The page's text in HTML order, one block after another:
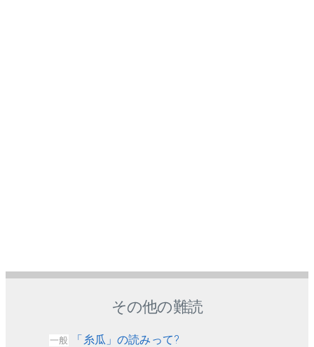
その他の難読
一般 「糸瓜」の読みって?